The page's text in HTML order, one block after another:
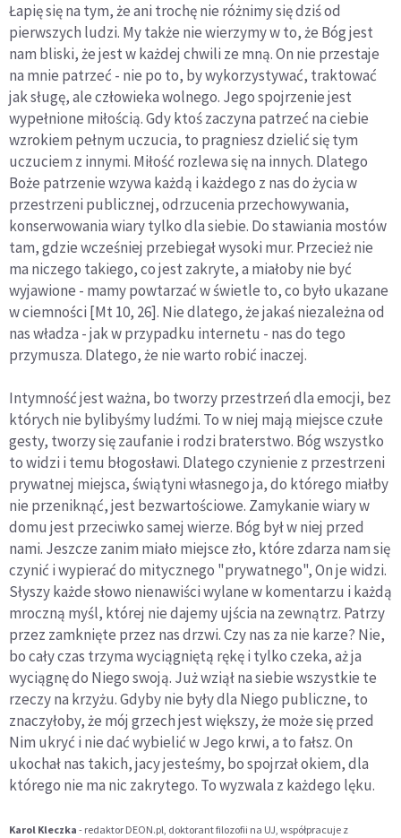
Łapię się na tym, że ani trochę nie różnimy się dziś od
pierwszych ludzi. My także nie wierzymy w to, że Bóg jest
nam bliski, że jest w każdej chwili ze mną. On nie przestaje
na mnie patrzeć - nie po to, by wykorzystywać, traktować
jak sługę, ale człowieka wolnego. Jego spojrzenie jest
wypełnione miłością. Gdy ktoś zaczyna patrzeć na ciebie
wzrokiem pełnym uczucia, to pragniesz dzielić się tym
uczuciem z innymi. Miłość rozlewa się na innych. Dlatego
Boże patrzenie wzywa każdą i każdego z nas do życia w
przestrzeni publicznej, odrzucenia przechowywania,
konserwowania wiary tylko dla siebie. Do stawiania mostów
tam, gdzie wcześniej przebiegał wysoki mur. Przecież nie
ma niczego takiego, co jest zakryte, a miałoby nie być
wyjawione - mamy powtarzać w świetle to, co było ukazane
w ciemności [Mt 10, 26]. Nie dlatego, że jakaś niezależna od
nas władza - jak w przypadku internetu - nas do tego
przymusza. Dlatego, że nie warto robić inaczej.
Intymność jest ważna, bo tworzy przestrzeń dla emocji, bez
których nie bylibyśmy ludźmi. To w niej mają miejsce czułe
gesty, tworzy się zaufanie i rodzi braterstwo. Bóg wszystko
to widzi i temu błogosławi. Dlatego czynienie z przestrzeni
prywatnej miejsca, świątyni własnego ja, do którego miałby
nie przeniknąć, jest bezwartościowe. Zamykanie wiary w
domu jest przeciwko samej wierze. Bóg był w niej przed
nami. Jeszcze zanim miało miejsce zło, które zdarza nam się
czynić i wypierać do mitycznego "prywatnego", On je widzi.
Słyszy każde słowo nienawiści wylane w komentarzu i każdą
mroczną myśl, której nie dajemy ujścia na zewnątrz. Patrzy
przez zamknięte przez nas drzwi. Czy nas za nie karze? Nie,
bo cały czas trzyma wyciągniętą rękę i tylko czeka, aż ja
wyciągnę do Niego swoją. Już wziął na siebie wszystkie te
rzeczy na krzyżu. Gdyby nie były dla Niego publiczne, to
znaczyłoby, że mój grzech jest większy, że może się przed
Nim ukryć i nie dać wybielić w Jego krwi, a to fałsz. On
ukochał nas takich, jacy jesteśmy, bo spojrzał okiem, dla
którego nie ma nic zakrytego. To wyzwala z każdego lęku.
Karol Kleczka - redaktor DEON.pl, doktorant filozofii na UJ, współpracuje z